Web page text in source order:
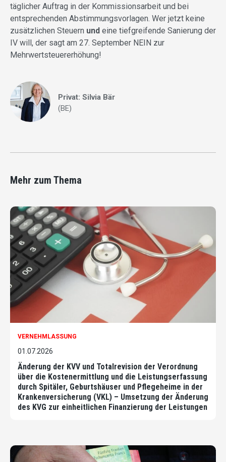
täglicher Auftrag in der Kommissionsarbeit und bei
entsprechenden Abstimmungsvorlagen. Wer jetzt keine
zusätzlichen Steuern und eine tiefgreifende Sanierung der
IV will, der sagt am 27. September NEIN zur
Mehrwertsteuererhöhung!
Privat: Silvia Bär
(BE)
Mehr zum Thema
VERNEHMLASSUNG
01.07.2026
Änderung der KVV und Totalrevision der Verordnung
über die Kostenermittlung und die Leistungserfassung
durch Spitäler, Geburtshäuser und Pflegeheime in der
Krankenversicherung (VKL) – Umsetzung der Änderung
des KVG zur einheitlichen Finanzierung der Leistungen